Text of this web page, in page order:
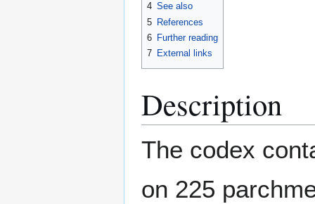
4 See also
5 References
6 Further reading
7 External links
Description
The codex
on 225